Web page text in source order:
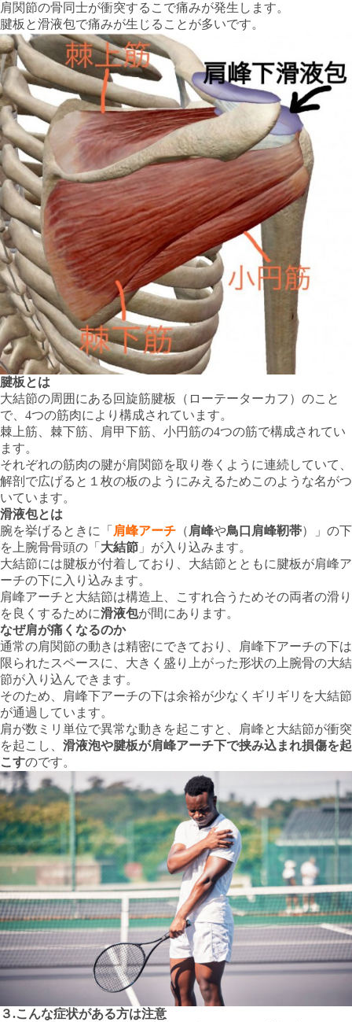
肩関節の骨同士が衝突するこで痛みが発生します。
腱板と滑液包で痛みが生じることが多いです。
腱板とは
大結節の周囲にある回旋筋腱板（ローテーターカフ）のこと
で、4つの筋肉により構成されています。
棘上筋、棘下筋、肩甲下筋、小円筋の4つの筋で構成されてい
ます。
それぞれの筋肉の腱が肩関節を取り巻くように連続していて、
解剖で広げると１枚の板のようにみえるためこのような名がつ
いています。
滑液包とは
腕を挙げるときに「 肩峰アーチ （肩峰や鳥口肩峰靭帯）」の下
を上腕骨骨頭の「 大結節 」が入り込みます。
大結節には腱板が付着しており、大結節とともに腱板が肩峰ア
ーチの下に入り込みます。
肩峰アーチと大結節は構造上、こすれ合うためその両者の滑り
を良くするために滑液包が間にあります。
なぜ肩が痛くなるのか
通常の肩関節の動きは精密にできており、肩峰下アーチの下は
限られたスペースに、大きく盛り上がった形状の上腕骨の大結
節が入り込んできます。
そのため、肩峰下アーチの下は余裕が少なくギリギリを大結節
が通過しています。
肩が数ミリ単位で異常な動きを起こすと、肩峰と大結節が衝突
を起こし、 滑液泡や腱板が肩峰アーチ下で挟み込まれ損傷を起
こすのです。
３.こんな症状がある方は注意